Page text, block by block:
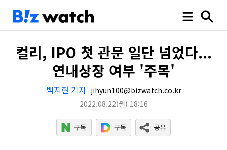
컬리, IPO 첫 관문 일단 넘었다...
연내상장 여부 '주목'
백지현 기자 jihyun100@bizwatch.co.kr
2022.08.22(월) 18:16